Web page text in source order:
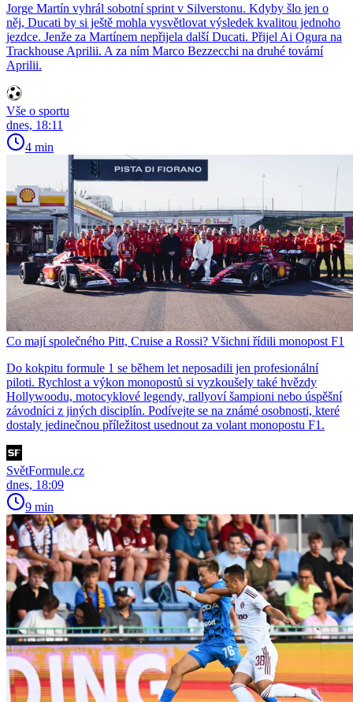
Jorge Martín vyhrál sobotní sprint v Silverstonu. Kdyby šlo jen o
něj, Ducati by si ještě mohla vysvětlovat výsledek kvalitou jednoho
jezdce. Jenže za Martínem nepřijela další Ducati. Přijel Ai Ogura na
Trackhouse Aprilii. A za ním Marco Bezzecchi na druhé tovární
Aprilii.
Vše o sportu
dnes, 18:11
4 min
Co mají společného Pitt, Cruise a Rossi? Všichni řídili monopost F1
Do kokpitu formule 1 se během let neposadili jen profesionální
piloti. Rychlost a výkon monopostů si vyzkoušely také hvězdy
Hollywoodu, motocyklové legendy, rallyoví šampioni nebo úspěšní
závodníci z jiných disciplín. Podívejte se na známé osobnosti, které
dostaly jedinečnou příležitost usednout za volant monopostu F1.
SvětFormule.cz
dnes, 18:09
9 min